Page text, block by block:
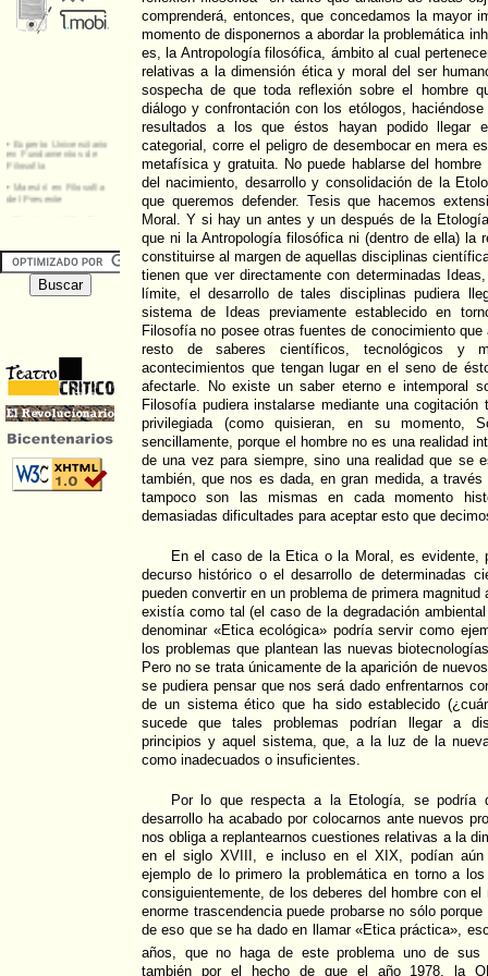
comprenderá, entonces, que concedamos la mayor
momento de disponernos a abordar la problemática
es, la Antropología filosófica, ámbito al cual
relativas a la dimensión ética y moral del ser
sospecha de que toda reflexión sobre el hombre
diálogo y confrontación con los etólogos,
resultados a los que éstos hayan podido llegar
categorial, corre el peligro de desembocar en mera
metafísica y gratuita. No puede hablarse del
del nacimiento, desarrollo y consolidación de la
que queremos defender. Tesis que hacemos
Moral. Y si hay un antes y un después de la
que ni la Antropología filosófica ni (dentro de ella) la
constituirse al margen de aquellas disciplinas
tienen que ver directamente con determinadas
límite, el desarrollo de tales disciplinas pudiera
sistema de Ideas previamente establecido en
Filosofía no posee otras fuentes de conocimiento
resto de saberes científicos, tecnológicos y
acontecimientos que tengan lugar en el seno de
afectarle. No existe un saber eterno e intemporal
Filosofía pudiera instalarse mediante una
privilegiada (como quisieran, en su momento,
sencillamente, porque el hombre no es una realidad
de una vez para siempre, sino una realidad que se
también, que nos es dada, en gran medida, a
tampoco son las mismas en cada momento
demasiadas dificultades para aceptar esto que
En el caso de la Etica o la Moral, es evidente,
decurso histórico o el desarrollo de determinadas
pueden convertir en un problema de primera
existía como tal (el caso de la degradación
denominar «Etica ecológica» podría servir como
los problemas que plantean las nuevas
Pero no se trata únicamente de la aparición de
se pudiera pensar que nos será dado enfrentarnos
de un sistema ético que ha sido establecido
sucede que tales problemas podrían llegar a
principios y aquel sistema, que, a la luz de la
como inadecuados o insuficientes.
Por lo que respecta a la Etología, se podría
desarrollo ha acabado por colocarnos ante nuevos
nos obliga a replantearnos cuestiones relativas a la
en el siglo XVIII, e incluso en el XIX, podían aún
ejemplo de lo primero la problemática en torno a
consiguientemente, de los deberes del hombre con
enorme trascendencia puede probarse no sólo
de eso que se ha dado en llamar «Etica práctica»,
años, que no haga de este problema uno de sus
también por el hecho de que el año 1978, la